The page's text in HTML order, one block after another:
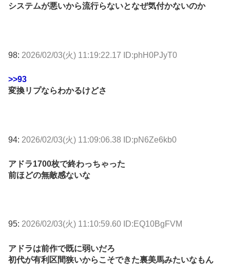
システムが悪いから流行らないとなぜ気付かないのか
98: 2026/02/03(火) 11:19:22.17 ID:phH0PJyT0
>>93
変換リプならわかるけどさ
94: 2026/02/03(火) 11:09:06.38 ID:pN6Ze6kb0
アドラ1700枚で終わっちゃった
前ほどの無敵感ないな
95: 2026/02/03(火) 11:10:59.60 ID:EQ10BgFVM
アドラは前作で既に弱いだろ
初代が有利区間狭いからこそできた裏美馬みたいなもん